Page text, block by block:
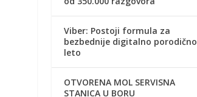
Viber: Postoji formula za
bezbednije digitalno porodično
leto
OTVORENA MOL SERVISNA
STANICA U BORU